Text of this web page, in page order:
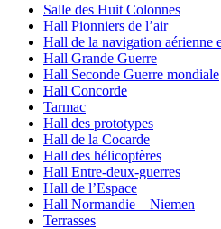
Salle des Huit Colonnes
Hall Pionniers de l’air
Hall de la navigation aérienne
Hall Grande Guerre
Hall Seconde Guerre mondiale
Hall Concorde
Tarmac
Hall des prototypes
Hall de la Cocarde
Hall des hélicoptères
Hall Entre-deux-guerres
Hall de l’Espace
Hall Normandie – Niemen
Terrasses